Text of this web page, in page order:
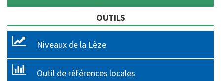
OUTILS
Niveaux de la Lèze
Outil de références locales